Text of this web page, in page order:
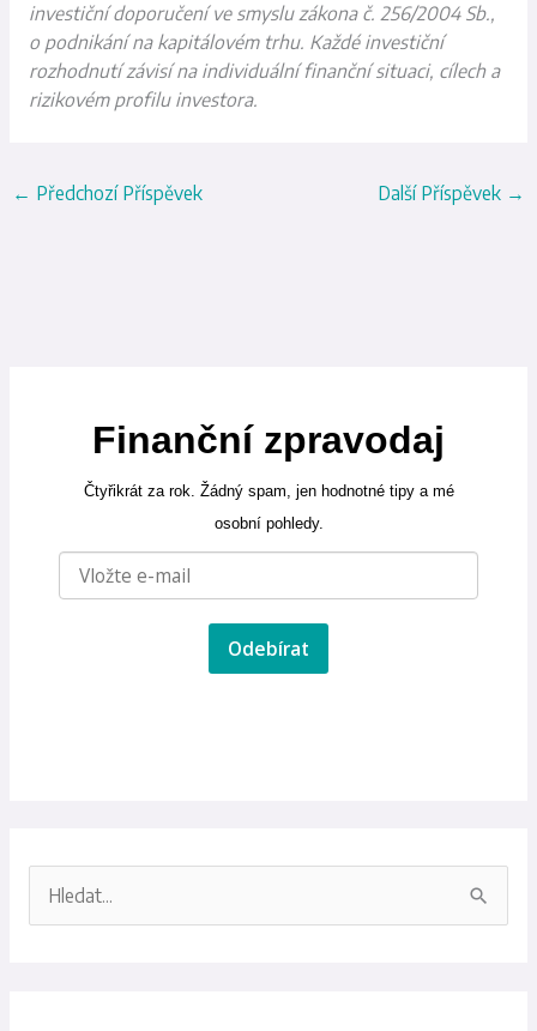
investiční doporučení ve smyslu zákona č. 256/2004 Sb.,
o podnikání na kapitálovém trhu. Každé investiční
rozhodnutí závisí na individuální finanční situaci, cílech a
rizikovém profilu investora.
← Předchozí Příspěvek Další Příspěvek →
Finanční zpravodaj
Čtyřikrát za rok. Žádný spam, jen hodnotné tipy a mé
osobní pohledy.
Odebírat